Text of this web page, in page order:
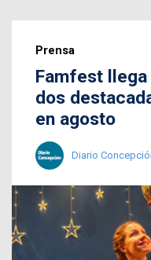
Prensa
Famfest
dos
en agosto
Diario